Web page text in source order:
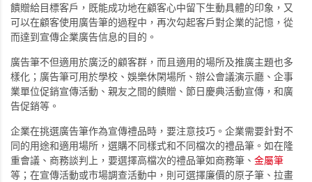
饋贈給目標客戶，既能成功地在顧客心中留下生動具體的印象，又
可以在顧客使用廣告筆的過程中，再次勾起客戶對企業的記憶，從
而達到宣傳企業廣告信息的目的。
廣告筆不但適用於廣泛的顧客群，而且適用的場所及推廣主題也多
樣化；廣告筆可用於學校、娛樂休閑場所、辦公會議演示廳、企事
業單位促銷宣傳活動、親友之間的饋贈、節日慶典活動宣傳，和廣
告促銷等。
企業在挑選廣告筆作為宣傳禮品時，要注意技巧。企業需要針對不
同的用途和適用場所，選購不同樣式和不同檔次的禮品筆。如在隆
重會議、商務談判上，要選擇高檔次的禮品筆如商務筆、 金屬筆
等；在宣傳活動或市場調查活動中，則可選擇廉價的原子筆、拉畫